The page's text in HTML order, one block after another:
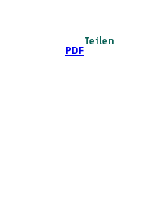
PDF
Teilen